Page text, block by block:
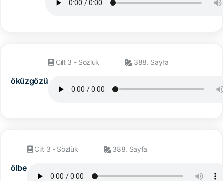
öküzgözü
Cilt 3 - Sözlük 388. Sayfa
ölbe
Cilt 3 - Sözlük 388. Sayfa